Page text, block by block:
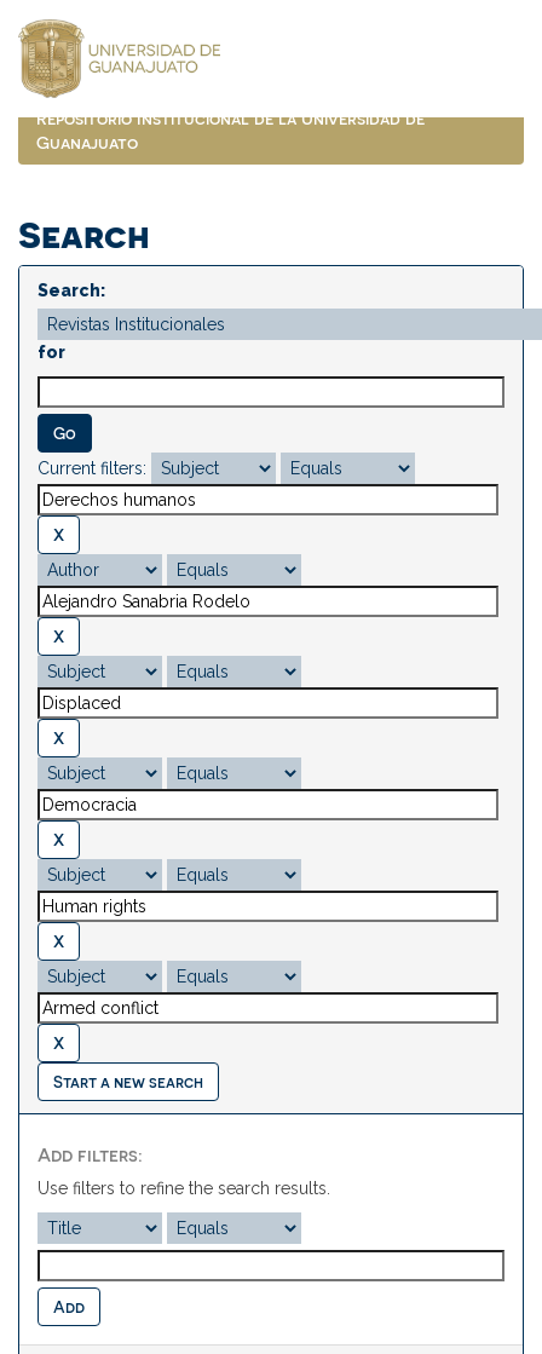
navigation
Repositorio Institucional de la Universidad de
Guanajuato
Search
Search:
for
Current filters:
Start a new search
Add filters:
Use filters to refine the search results.